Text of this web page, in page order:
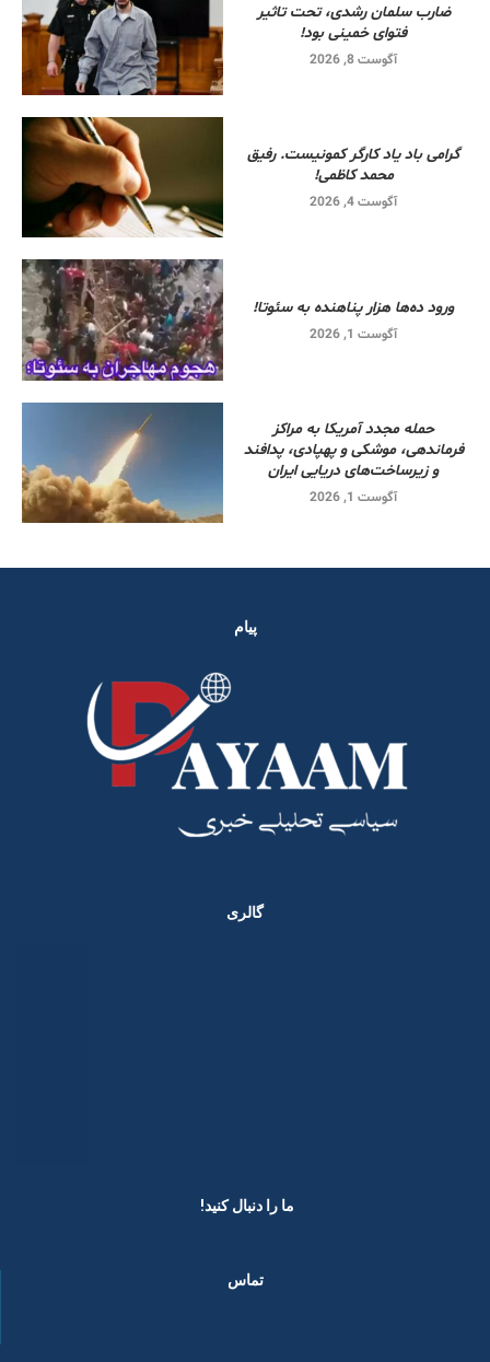
ضارب سلمان رشدی، تحت تاثیر
فتوای خمینی بود!
آگوست 8, 2026
گرامی باد یاد کارگر کمونیست. رفیق
محمد کاظمی!
آگوست 4, 2026
ورود ده‌ها هزار پناهنده به سئوتا!
آگوست 1, 2026
حمله مجدد آمریکا به مراکز
فرماندهی، موشکی و پهپادی، پدافند
و زیرساخت‌های دریایی ایران
آگوست 1, 2026
پیام
گالری
ما را دنبال کنید! ​
تماس